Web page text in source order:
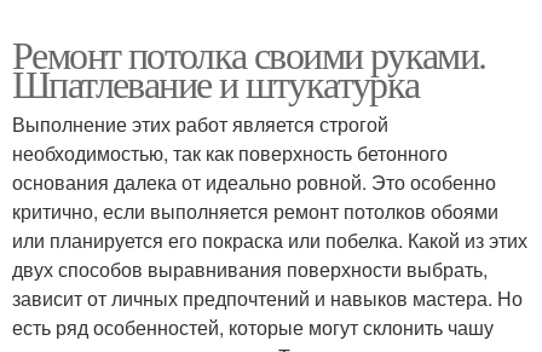
Ремонт потолка своими руками.
Шпатлевание и штукатурка
Выполнение этих работ является строгой
необходимостью, так как поверхность бетонного
основания далека от идеально ровной. Это особенно
критично, если выполняется ремонт потолков обоями
или планируется его покраска или побелка. Какой из этих
двух способов выравнивания поверхности выбрать,
зависит от личных предпочтений и навыков мастера. Но
есть ряд особенностей, которые могут склонить чашу